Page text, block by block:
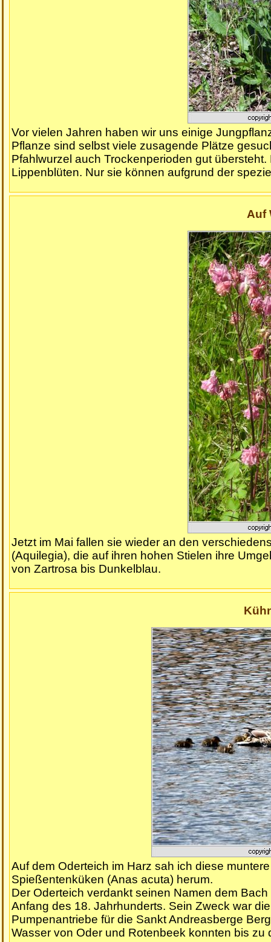
Vor vielen Jahren haben wir uns einige
Pflanze sind selbst viele zusagende Plätze
Pfahlwurzel auch Trockenperioden gut
Lippenblüten. Nur sie können aufgrund der
Auf
Jetzt im Mai fallen sie wieder an den
(Aquilegia), die auf ihren hohen Stielen ihre
von Zartrosa bis Dunkelblau.
Auf dem Oderteich im Harz sah ich diese
Spießentenküken (Anas acuta) herum.
Der Oderteich verdankt seinen Namen dem
Anfang des 18. Jahrhunderts. Sein Zweck war
Pumpenantriebe für die Sankt Andreasberge
Wasser von Oder und Rotenbeek konnten bis